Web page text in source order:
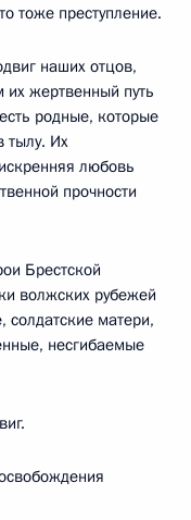
тоже преступление.
наших отцов,
жертвенный путь
родные, которые
тылу. Их
любовь
прочности
Брестской
волжских рубежей
солдатские матери,
несгибаемые